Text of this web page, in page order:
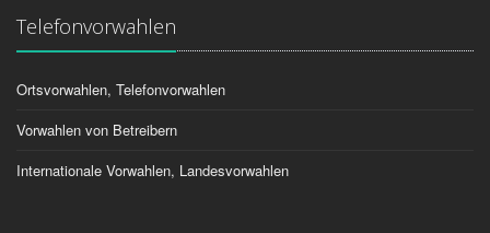
Telefonvorwahlen
Ortsvorwahlen, Telefonvorwahlen
Vorwahlen von Betreibern
Internationale Vorwahlen, Landesvorwahlen